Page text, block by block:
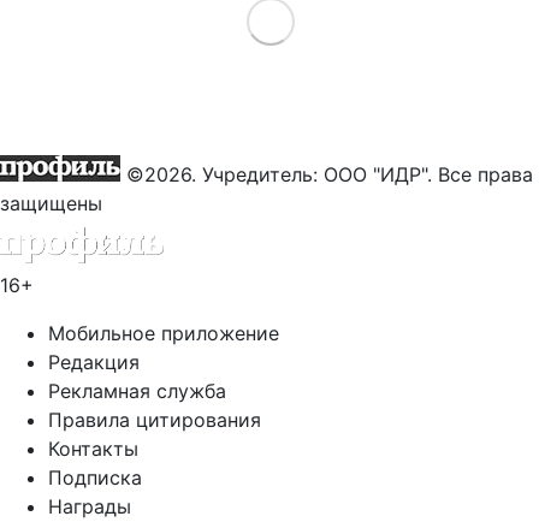
Load More
©2026. Учредитель: ООО "ИДР". Все права
защищены
16+
Мобильное приложение
Редакция
Рекламная служба
Правила цитирования
Контакты
Подписка
Награды